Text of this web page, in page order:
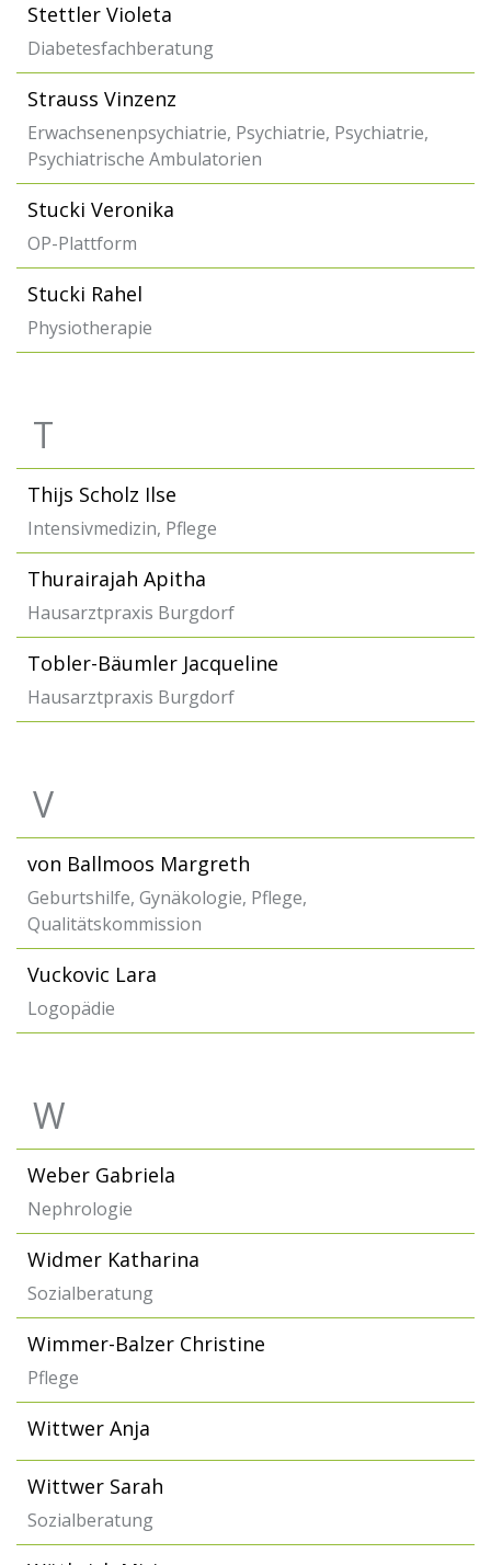
Stettler Violeta
Diabetesfachberatung
Strauss Vinzenz
Erwachsenenpsychiatrie, Psychiatrie, Psychiatrie,
Psychiatrische Ambulatorien
Stucki Veronika
OP-Plattform
Stucki Rahel
Physiotherapie
T
Thijs Scholz Ilse
Intensivmedizin, Pflege
Thurairajah Apitha
Hausarztpraxis Burgdorf
Tobler-Bäumler Jacqueline
Hausarztpraxis Burgdorf
V
von Ballmoos Margreth
Geburtshilfe, Gynäkologie, Pflege,
Qualitätskommission
Vuckovic Lara
Logopädie
W
Weber Gabriela
Nephrologie
Widmer Katharina
Sozialberatung
Wimmer-Balzer Christine
Pflege
Wittwer Anja
Wittwer Sarah
Sozialberatung